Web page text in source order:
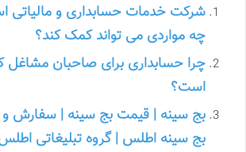
شرکت خدمات حسابداری و مالیاتی
چه مواردی می تواند کمک کند؟
چرا حسابداری برای صاحبان
است؟
بج سینه | قیمت بج سینه | سفارش
بج سینه اطلس | گروه تبلیغاتی